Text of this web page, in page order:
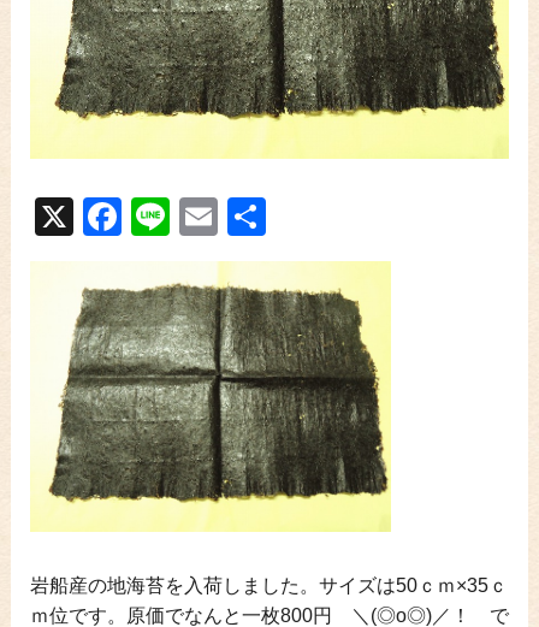
X Facebook
LineEmail
有
岩船産の地海苔を入荷しました。サイズは50ｃｍ×35ｃ
ｍ位です。原価でなんと一枚800円 ＼(◎o◎)／！ で